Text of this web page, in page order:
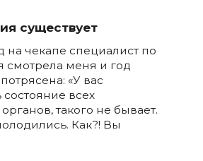
существует
на чекапе специалист по
смотрела меня и год
«У вас
всех
такого не бывает.
Как?! Вы